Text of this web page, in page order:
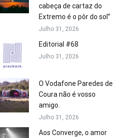
cabeça de cartaz do
Extremo é o pôr do sol”
Julho 31, 2026
Editorial #68
Julho 31, 2026
O Vodafone Paredes de
Coura não é vosso
amigo.
Julho 31, 2026
Aos Converge, o amor